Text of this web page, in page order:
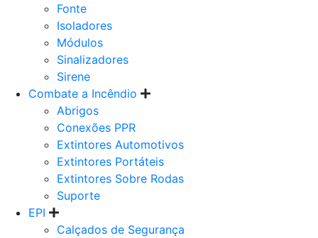
Fonte
Isoladores
Módulos
Sinalizadores
Sirene
Combate a Incêndio
Abrigos
Conexões PPR
Extintores Automotivos
Extintores Portáteis
Extintores Sobre Rodas
Suporte
EPI
Calçados de Segurança